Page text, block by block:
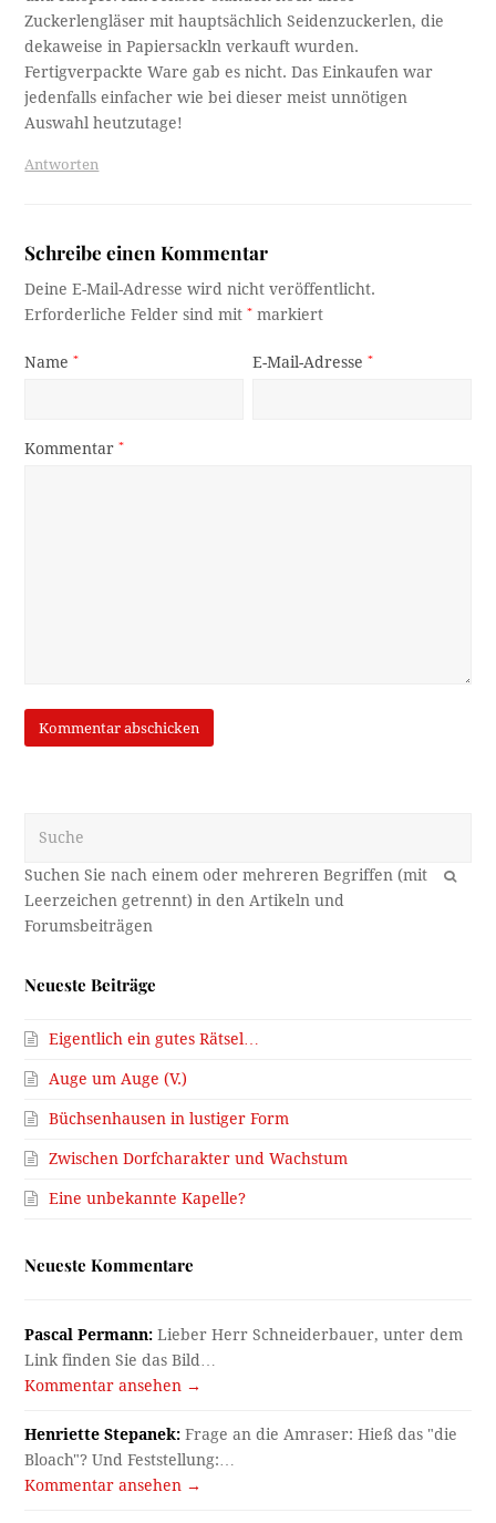
Zuckerlengläser mit hauptsächlich Seidenzuckerlen, die
dekaweise in Papiersackln verkauft wurden.
Fertigverpackte Ware gab es nicht. Das Einkaufen war
jedenfalls einfacher wie bei dieser meist unnötigen
Auswahl heutzutage!
Antworten
Schreibe einen Kommentar
Deine E-Mail-Adresse wird nicht veröffentlicht.
Erforderliche Felder sind mit* markiert
Name* E-Mail-Adresse*
Kommentar*
OK
Neueste Beiträge
Eigentlich ein gutes Rätsel…
Auge um Auge (V.)
Büchsenhausen in lustiger Form
Zwischen Dorfcharakter und Wachstum
Eine unbekannte Kapelle?
Neueste Kommentare
Pascal Permann: Lieber Herr Schneiderbauer, unter dem
Link finden Sie das Bild…
Kommentar ansehen →
Henriette Stepanek: Frage an die Amraser: Hieß das "die
Bloach"? Und Feststellung:…
Kommentar ansehen →